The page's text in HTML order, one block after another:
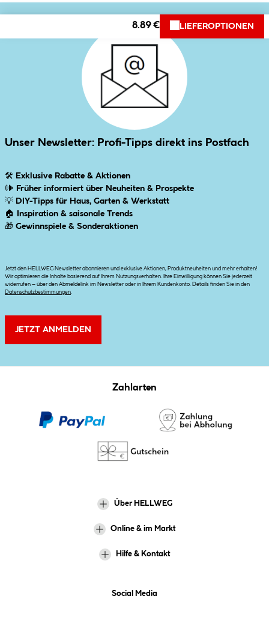
8.89 € LIEFEROPTIONEN
Unser Newsletter: Profi-Tipps direkt ins Postfach
🛠 Exklusive Rabatte & Aktionen
🕪 Früher informiert über Neuheiten & Prospekte
💡 DIY-Tipps für Haus, Garten & Werkstatt
🏠
Inspiration & saisonale Trends
🎁 Gewinnspiele & Sonderaktionen
Jetzt den HELLWEG Newsletter abonnieren und exklusive Aktionen, Produktneuheiten und mehr erhalten!
Wir optimieren die Inhalte basierend auf Ihrem Nutzungsverhalten. Ihre Einwilligung können Sie jederzeit
widerrufen – über den Abmeldelink im Newsletter oder in Ihrem Kundenkonto. Details finden Sie in den
Datenschutzbestimmungen
JETZT ANMELDEN
Zahlarten
Über HELLWEG
Online & im Markt
Hilfe & Kontakt
Social Media